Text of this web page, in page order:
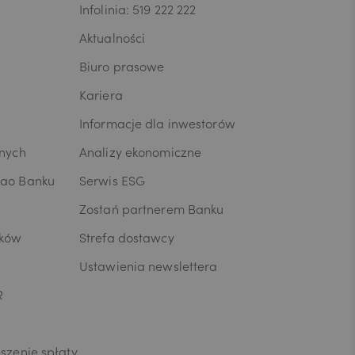
lub
lub z
skargi
Urzędu
o
jest
oraz
z
w
Banku
Infolinia: 519 222 222
Aktualności
Biuro prasowe
Kariera
Informacje dla inwestorów
Analizy ekonomiczne
Serwis ESG
Zostań partnerem Banku
Strefa dostawcy
Ustawienia newslettera